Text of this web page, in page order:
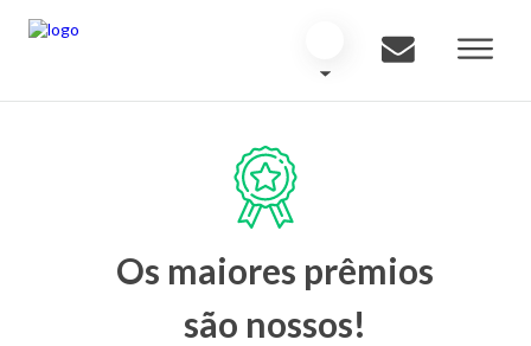
Os maiores prêmios
são nossos!